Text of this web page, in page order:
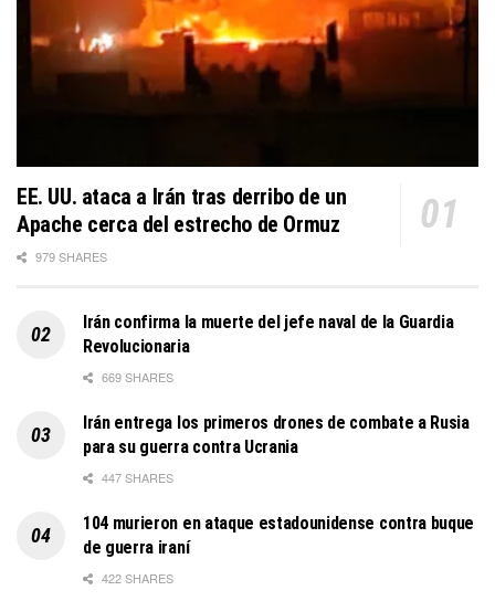
EE. UU. ataca a Irán tras derribo de un
Apache cerca del estrecho de Ormuz
979 SHARES
Irán confirma la muerte del jefe naval de la Guardia
Revolucionaria
669 SHARES
Irán entrega los primeros drones de combate a Rusia
para su guerra contra Ucrania
447 SHARES
104 murieron en ataque estadounidense contra buque
de guerra iraní
422 SHARES